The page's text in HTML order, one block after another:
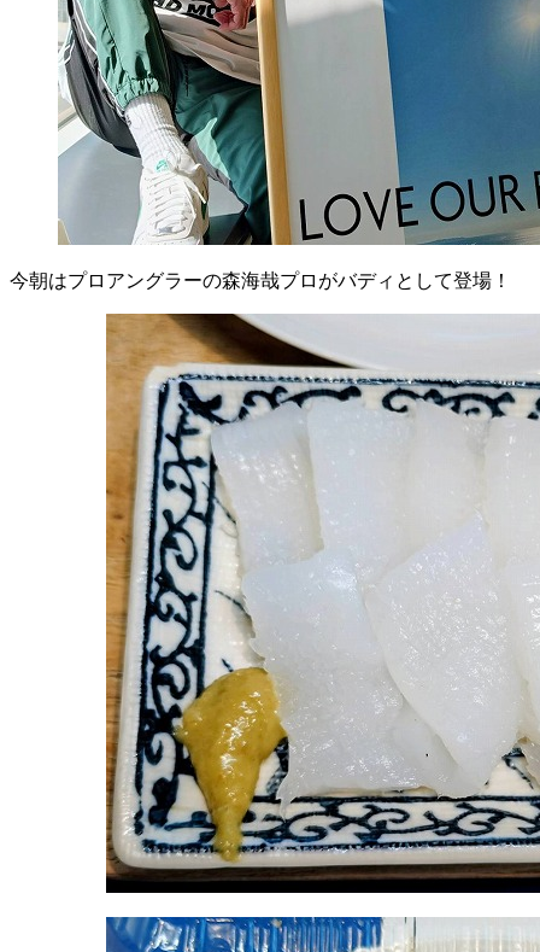
今朝はプロアングラーの森海哉プロがバディとして登場！